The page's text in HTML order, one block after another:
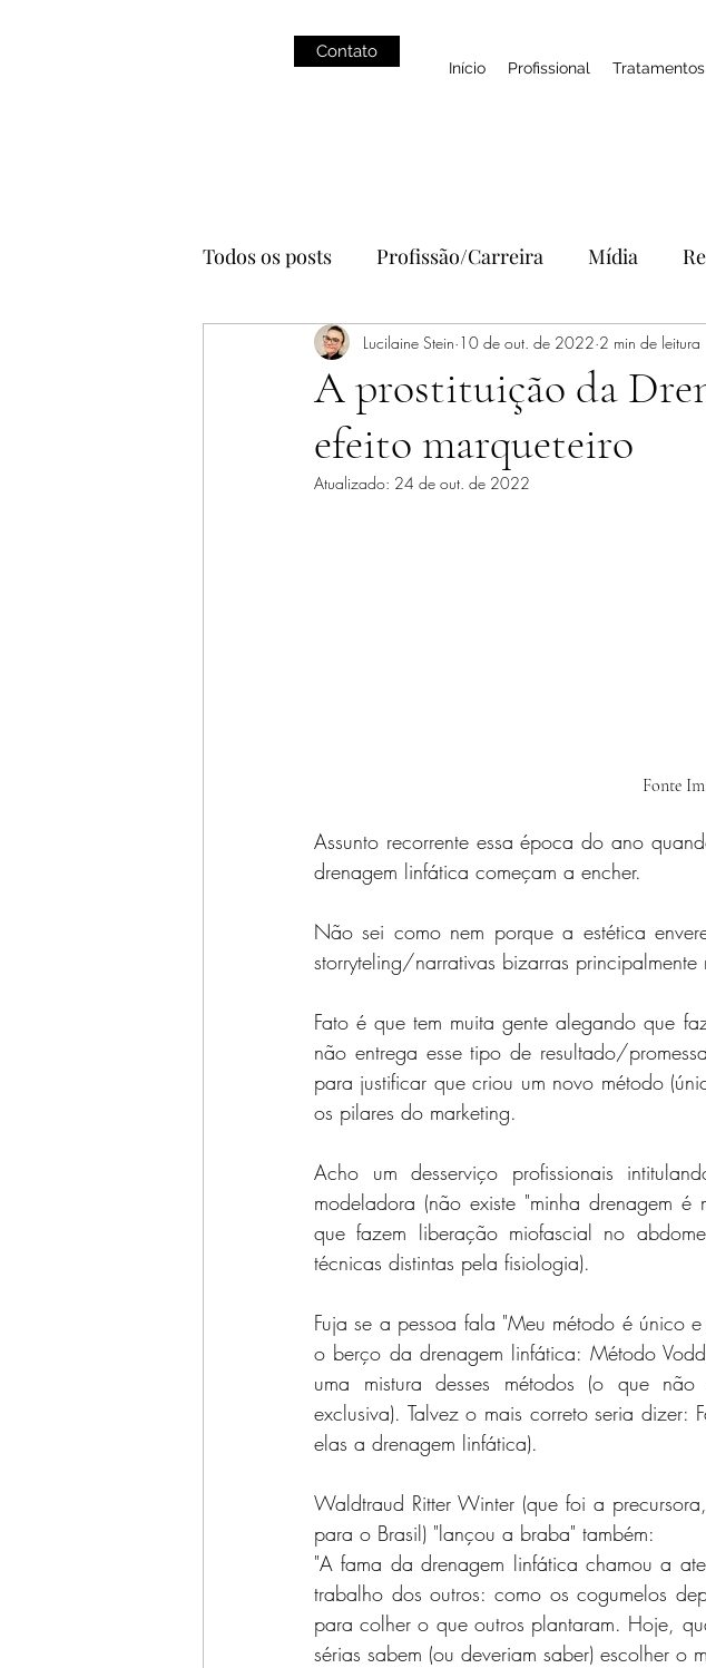
Início Profissional Tratamentos
Contato
Todos os posts Profissão/Carreira Mídia
Alimentação YouTube Feedbacks SPA
autocuidado práticas integrativas
A prostituição da
efeito marqueteiro
Lucilaine Stein 10 de out. de 2022 2 min de leitura
Atualizado: 24 de out. de 2022
Fonte
Assunto recorrente essa época do ano
drenagem linfática começam a encher.
Não sei como nem porque a estética
storryteling/narrativas bizarras
Fato é que tem muita gente alegando que
não entrega esse tipo de resultado/
para justificar que criou um novo método
os pilares do marketing.
Acho um desserviço profissionais
modeladora (não existe "minha drenagem
que fazem liberação miofascial no
técnicas distintas pela fisiologia).
Fuja se a pessoa fala "Meu método é único
o berço da drenagem linfática: Método
uma mistura desses métodos (o que
exclusiva). Talvez o mais correto seria dizer:
elas a drenagem linfática).
Waldtraud Ritter Winter (que foi a
para o Brasil) "lançou a braba" também:
"A fama da drenagem linfática chamou a
trabalho dos outros: como os cogumelos
para colher o que outros plantaram. Hoje,
sérias sabem (ou deveriam saber) escolher o